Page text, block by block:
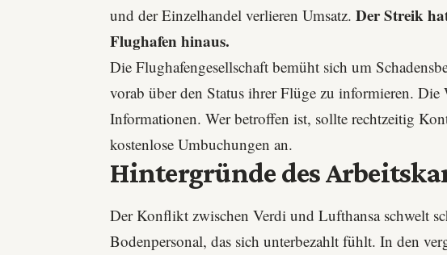
und der Einzelhandel verlieren Umsatz.Der Streik
Flughafen hinaus.
Die Flughafengesellschaft bemüht sich um
vorab über den Status ihrer Flüge zu informieren.
Informationen. Wer betroffen ist, sollte rechtzeitig
kostenlose Umbuchungen an.
Hintergründe des
Der Konflikt zwischen Verdi und Lufthansa schwelt
Bodenpersonal, das sich unterbezahlt fühlt. In den